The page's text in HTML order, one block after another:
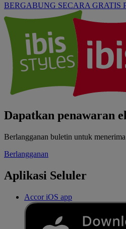
BERGABUNG SECARA GRATIS
Dapatkan penawaran
Berlangganan buletin untuk
Berlangganan
Aplikasi Seluler
Accor iOS app